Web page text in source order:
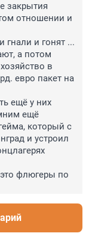
закрытия
отношении и
гнали и гонят ...
а потом
в
евро пакет на
ещё у них
ещё
который с
и устроил
флюгеры по